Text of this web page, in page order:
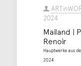
2024
Mailand |
Renoir
Hauptwerke aus
2024